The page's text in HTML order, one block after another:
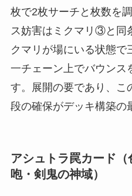
枚で2枚サーチと枚数を
ス妨害はミクマリ③と同
クマリが場にいる状態で
一チェーン上でバウンス
す。展開の要であり、こ
段の確保がデッキ構築の
アシュトラ罠カード
咆・剣鬼の神域）